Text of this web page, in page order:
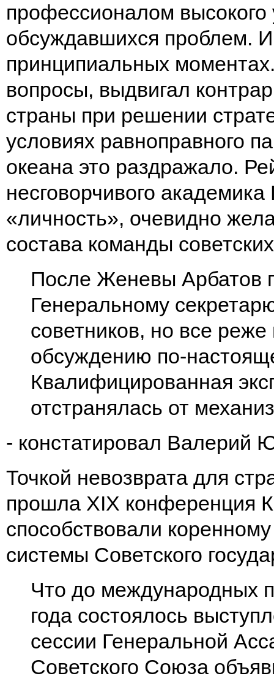
профессионалом
обсуждавшихся проблем. И
принципиальных
вопросы, выдвигал
страны при решении
условиях равноправного
океана это раздражало.
несговорчивого
«личность», очевидно
состава команды
После Женевы Арбатов
Генеральному
советников, но все
обсуждению по-
Квалифицированная
отстранялась от
- констатировал Валерий
Точкой невозврата для
прошла XIX конференция
способствовали
системы Советского
Что до международных
года состоялось
сессии Генеральной
Советского Союза